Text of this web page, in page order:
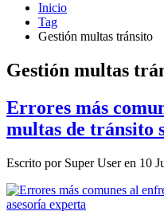
Inicio
Tag
Gestión multas tránsito
Gestión multas
Errores más
multas de tránsito
Escrito por Super User en 10